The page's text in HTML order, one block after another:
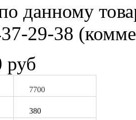
данному
29-38
руб
7700
380